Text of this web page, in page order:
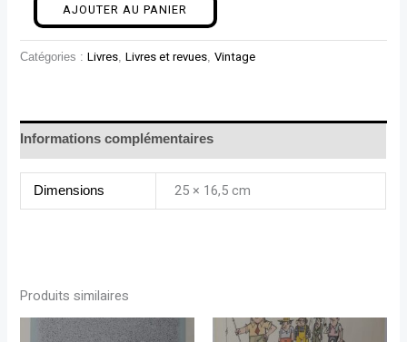
AJOUTER AU PANIER
Catégories :Livres,Livres et revues,Vintage
Informations complémentaires
Dimensions 25 × 16,5 cm
Produits similaires